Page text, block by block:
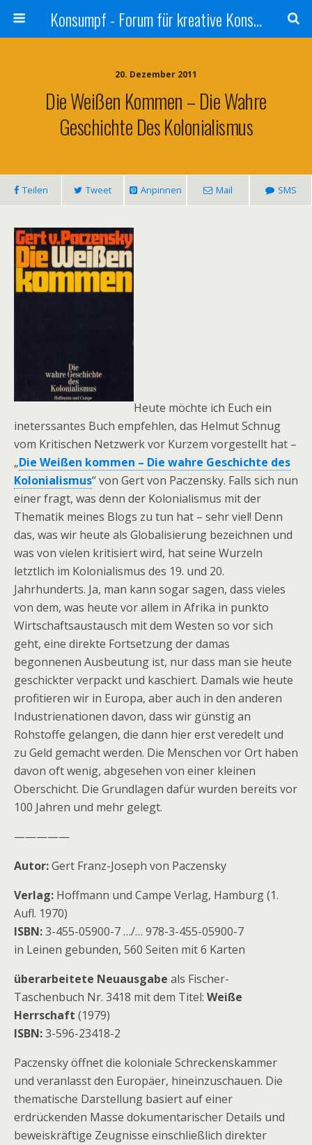
Konsumpf - Forum für kreative Konsumkritik - Culture Jamming, Nachhaltigkeit, Konzernkritik, Adbusting
20. Dezember 2011
Die Weißen Kommen – Die Wahre
Geschichte Des Kolonialismus
Teilen Tweet Anpinnen Mail SMS
Heute möchte ich Euch ein
ineterssantes Buch empfehlen, das Helmut Schnug
vom Kritischen Netzwerk vor Kurzem vorgestellt hat –
„Die Weißen kommen – Die wahre Geschichte des
Kolonialismus“ von Gert von Paczensky. Falls sich nun
einer fragt, was denn der Kolonialismus mit der
Thematik meines Blogs zu tun hat – sehr viel! Denn
das, was wir heute als Globalisierung bezeichnen und
was von vielen kritisiert wird, hat seine Wurzeln
letztlich im Kolonialismus des 19. und 20.
Jahrhunderts. Ja, man kann sogar sagen, dass vieles
von dem, was heute vor allem in Afrika in punkto
Wirtschaftsaustausch mit dem Westen so vor sich
geht, eine direkte Fortsetzung der damas
begonnenen Ausbeutung ist, nur dass man sie heute
geschickter verpackt und kaschiert. Damals wie heute
profitieren wir in Europa, aber auch in den anderen
Industrienationen davon, dass wir günstig an
Rohstoffe gelangen, die dann hier erst veredelt und
zu Geld gemacht werden. Die Menschen vor Ort haben
davon oft wenig, abgesehen von einer kleinen
Oberschicht. Die Grundlagen dafür wurden bereits vor
100 Jahren und mehr gelegt.
—————
Autor:Gert Franz-Joseph von Paczensky
Verlag: Hoffmann und Campe Verlag, Hamburg (1.
Aufl. 1970)
ISBN:3-455-05900-7 …/… 978-3-455-05900-7
in Leinen gebunden, 560 Seiten mit 6 Karten
überarbeitete Neuausgabe als Fischer-
Taschenbuch Nr. 3418 mit dem Titel: Weiße
Herrschaft (1979)
ISBN:3-596-23418-2
Paczensky öffnet die koloniale Schreckenskammer
und veranlasst den Europäer, hineinzuschauen. Die
thematische Darstellung basiert auf einer
erdrückenden Masse dokumentarischer Details und
beweiskräftige Zeugnisse einschließlich direkter